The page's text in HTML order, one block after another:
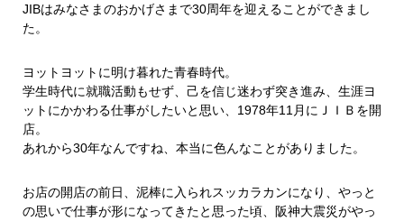
JIBはみなさまのおかげさまで30周年を迎えることができまし
た。
ヨットヨットに明け暮れた青春時代。
学生時代に就職活動もせず、己を信じ迷わず突き進み、生涯ヨ
ットにかかわる仕事がしたいと思い、1978年11月にＪＩＢを開
店。
あれから30年なんですね、本当に色んなことがありました。
お店の開店の前日、泥棒に入られスッカラカンになり、やっと
の思いで仕事が形になってきたと思った頃、阪神大震災がやっ